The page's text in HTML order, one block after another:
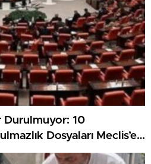
Durulmuyor: 10
Dosyaları Meclis’e